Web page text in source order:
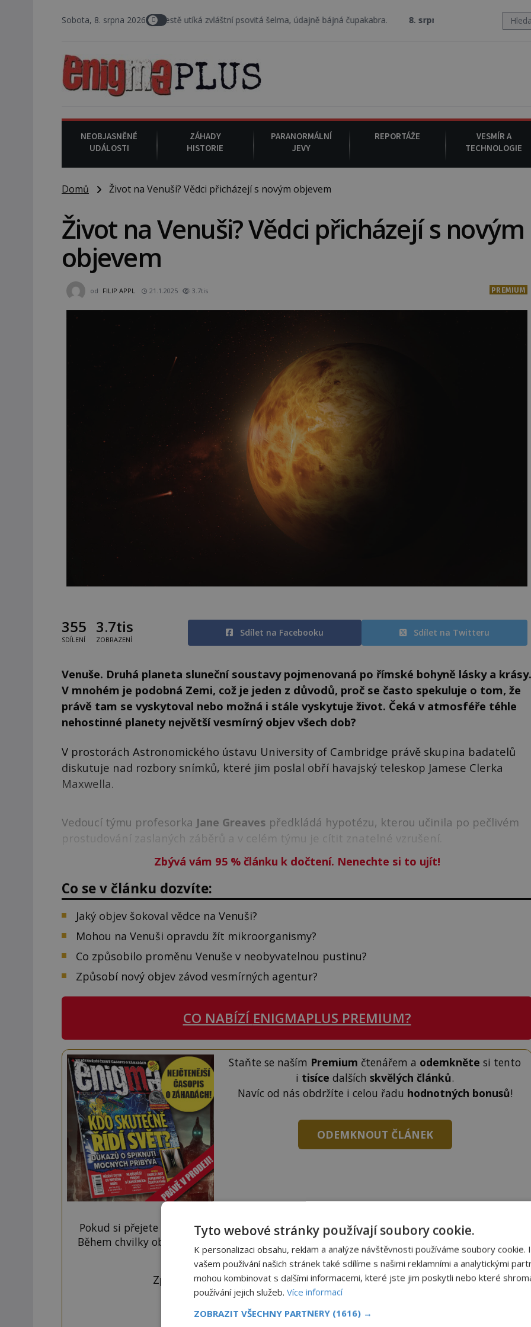
Sobota, 8. srpna 2026
před jeho vozem po cestě utíká zvláštní psovitá šelma, údajně bájná čupakabra. 8. srpna 2008 : Zástupce šerifa v texaském
NEOBJASNĚNÉ
UDÁLOSTI
ZÁHADY
HISTORIE
PARANORMÁLNÍ
JEVY
REPORTÁŽE
VESMÍR A
TECHNOLOGIE
Domů Život na Venuši? Vědci přicházejí s novým objevem
Život na Venuši? Vědci přicházejí s novým
objevem
od FILIP APPL 21.1.2025 3.7tis PREMIUM
355
SDÍLENÍ
3.7tis
ZOBRAZENÍ
Sdílet na Facebooku Sdílet na Twitteru
Venuše. Druhá planeta sluneční soustavy pojmenovaná po římské bohyně lásky a krásy.
V mnohém je podobná Zemi, což je jeden z důvodů, proč se často spekuluje o tom, že
právě tam se vyskytoval nebo možná i stále vyskytuje život. Čeká v atmosféře téhle
nehostinné planety největší vesmírný objev všech dob?
V prostorách Astronomického ústavu University of Cambridge právě skupina badatelů
diskutuje nad rozbory snímků, které jim poslal obří havajský teleskop Jamese Clerka
Maxwella.
Vedoucí týmu profesorka Jane Greaves předkládá hypotézu, kterou učinila po pečlivém
prostudování zaslaných záběrů a v celém týmu je cítit znatelné vzrušení.
Zbývá vám 95 %článku k dočtení. Nenechte si to ujít!
Co se v článku dozvíte:
Jaký objev šokoval vědce na Venuši?
Mohou na Venuši opravdu žít mikroorganismy?
Co způsobilo proměnu Venuše v neobyvatelnou pustinu?
Způsobí nový objev závod vesmírných agentur?
CO NABÍZÍ ENIGMAPLUS PREMIUM?
Staňte se naším Premium čtenářem a odemkněte si tento
i tisíce dalšíchskvělých článků.
Navíc od nás obdržíte i celou řadu hodnotných bonusů!
ODEMKNOUT ČLÁNEK
Pokud si přejete odemknout pouze tento článek, můžete tak učinit zasláním jediné SMS.
Během chvilky obdržíte číselný kód, který opíšete do následujícího okénka a kliknutím na
tlačítko jej odemknete.
Zprávu ve tvaru "CTU CLANEK" odešlete na číslo903 33 20.
Tyto webové stránky používají soubory cookie.
K personalizaci obsahu, reklam a analýze návštěvnosti používáme soubory cookie.
vašem používání našich stránek také sdílíme s našimi reklamními a analytickými
mohou kombinovat s dalšími informacemi, které jste jim poskytli nebo které
používání jejich služeb. Více informací
ZOBRAZIT VŠECHNY PARTNERY (1616) →